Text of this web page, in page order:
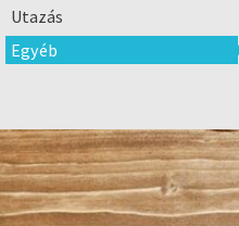
Utazás
Egyéb